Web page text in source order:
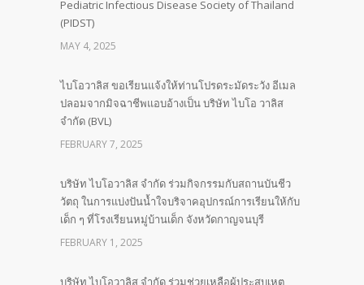
Pediatric Infectious Disease Society of Thailand
(PIDST)
MAY 4, 2025
ไบโอวาลิส ขอเรียนแจ้งให้ท่านโปรดระมัดระวัง อีเมล
ปลอมจากมิจฉาชีพแอบอ้างเป็น บริษัท ไบโอ วาลิส
จำกัด (BVL)
FEBRUARY 7, 2025
บริษัท ไบโอวาลิส จำกัด ร่วมกิจกรรมกับสถานบันชีว
วัตถุ ในการแบ่งปันน้ำใจบริจาคอุปกรณ์การเรียนให้กับ
เด็ก ๆ ที่โรงเรียนหมู่บ้านเด็ก จังหวัดกาญจนบุรี
FEBRUARY 1, 2025
บริษัท ไบโอวาลิส จำกัด ร่วมช่วยเหลือผู้ประสบเหตุ